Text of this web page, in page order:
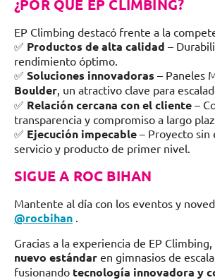
¿POR QUÉ EP CLIMBING?
EP Climbing destacó frente a la
✅ Productos de alta calidad –
rendimiento óptimo.
✅ Soluciones innovadoras – Paneles
Boulder , un atractivo clave para
✅ Relación cercana con el cliente –
transparencia y compromiso a largo
✅ Ejecución impecable – Proyecto sin
servicio y producto de primer nivel.
SIGUE A ROC BIHAN
Mantente al día con los eventos y
@rocbihan
Gracias a la experiencia de EP
nuevo estándar en gimnasios de
fusionando tecnología innovadora y